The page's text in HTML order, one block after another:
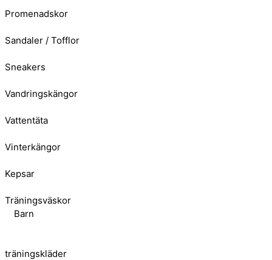
Promenadskor
Sandaler / Tofflor
Sneakers
Vandringskängor
Vattentäta
Vinterkängor
Kepsar
Träningsväskor
Barn
träningskläder